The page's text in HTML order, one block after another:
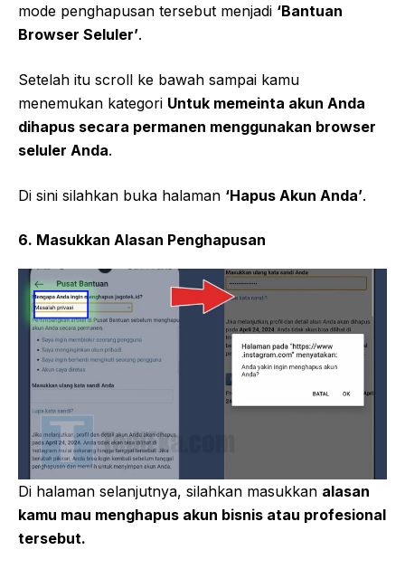
mode penghapusan tersebut menjadi ‘Bantuan
Browser Seluler’.
Setelah itu scroll ke bawah sampai kamu
menemukan kategori Untuk memeinta akun Anda
dihapus secara permanen menggunakan browser
seluler Anda.
Di sini silahkan buka halaman ‘Hapus Akun Anda’.
6. Masukkan Alasan Penghapusan
Di halaman selanjutnya, silahkan masukkan alasan
kamu mau menghapus akun bisnis atau profesional
tersebut.